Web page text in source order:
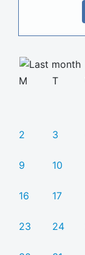
M
T
2 3
9 10
16 17
23 24